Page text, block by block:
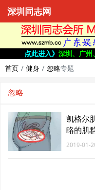
深圳同志网
点此进入》 深圳、广州
首页
健身 忽略专题
忽略
凯格尔
略的肌
2019-01-